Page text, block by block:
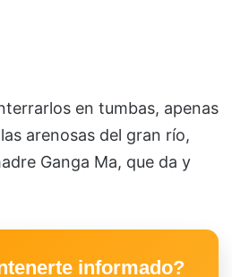
en tumbas, apenas
arenosas del gran río,
Ganga Ma, que da y
informado?